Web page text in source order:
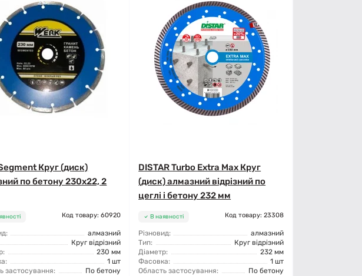
Круг (диск)
по бетону 230x22, 2
Код товару: 60920
алмазний
Круг відрізний
230 мм
1 шт
застосування:
По бетону
DISTAR Turbo Extra Max Круг
(диск) алмазний відрізний по
цеглі і бетону 232 мм
В наявності Код товару: 23308
Різновид:
алмазний
Тип:
Круг відрізний
Діаметр:
232 мм
Фасовка:
1 шт
Область застосування:
По бетону